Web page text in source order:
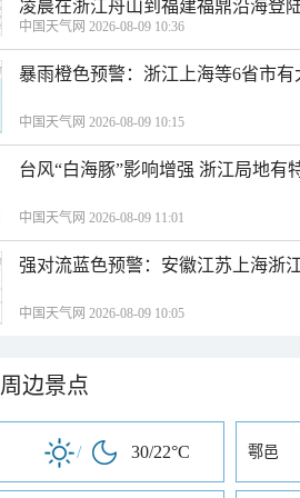
凌晨在浙江舟山到福建福鼎沿海登
中国天气网 2026-08-09 10:36
暴雨橙色预警：浙江上海等6省市
中国天气网 2026-08-09 10:15
台风“白海豚”影响增强 浙江局地有
中国天气网 2026-08-09 11:01
强对流蓝色预警：安徽江苏上海浙
中国天气网 2026-08-09 10:05
周边景点
/ 30/22°C 鄠邑